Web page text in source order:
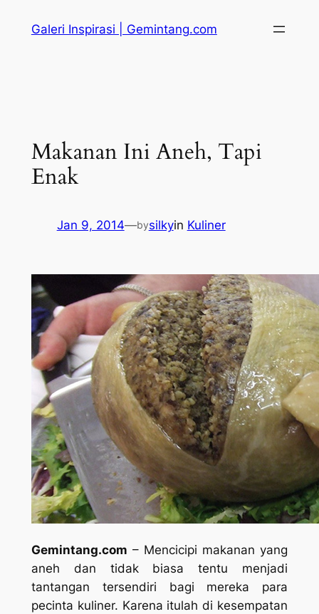
Galeri Inspirasi | Gemintang.com
Makanan Ini Aneh, Tapi
Enak
Jan 9, 2014—bysilkyin Kuliner
Gemintang.com – Mencicipi makanan yang
aneh dan tidak biasa tentu menjadi
tantangan tersendiri bagi mereka para
pecinta kuliner. Karena itulah di kesempatan